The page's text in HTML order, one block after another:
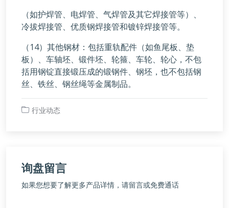
（如护焊管、电焊管、气焊管及其它焊接管等）、
冷拔焊接管、优质钢焊接管和镀锌焊接管等。
（14）其他钢材：包括重轨配件（如鱼尾板、垫
板）、车轴坯、锻件坯、轮箍、车轮、轮心，不包
括用钢锭直接锻压成的锻钢件、钢坯，也不包括钢
丝、铁丝、钢丝绳等金属制品。
行业动态
询盘留言
如果您想要了解更多产品详情，请留言或免费通话